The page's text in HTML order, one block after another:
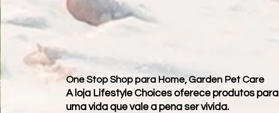
One Stop Shop para Home, Garden Pet Care
A loja Lifestyle Choices oferece produtos para
uma vida que vale a pena ser vivida.